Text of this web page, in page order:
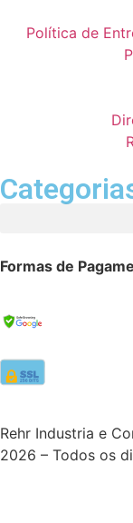
Política de
Formas de
Rehr Industria e
2026 – Todos os